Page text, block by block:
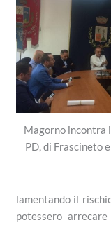
Magorno incontra
PD, di Frascineto
lamentando il
potessero